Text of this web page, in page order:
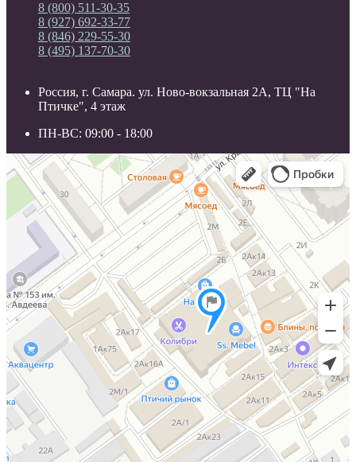
8 (800) 511-30-35
8 (927) 692-33-77
8 (846) 229-55-30
8 (495) 137-70-30
Россия, г. Самара. ул. Ново-вокзальная 2А, ТЦ "На
Птичке", 4 этаж
ПН-ВС: 09:00 - 18:00